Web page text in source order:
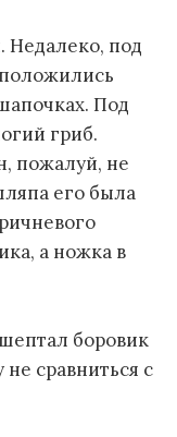
Недалеко, под
Под
гриб.
пожалуй, не
его была
а ножка в
боровик
сравниться с